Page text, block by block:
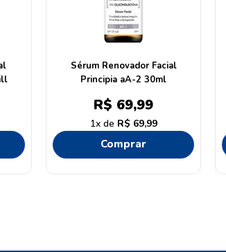
Sérum Renovador Facial
Principia aA-2 30ml
R$ 69,99
1 R$ 69,99
Comprar